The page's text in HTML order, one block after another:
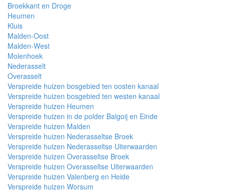
Broekkant en Droge
Heumen
Kluis
Malden-Oost
Malden-West
Molenhoek
Nederasselt
Overasselt
Verspreide huizen bosgebied ten oosten kanaal
Verspreide huizen bosgebied ten westen kanaal
Verspreide huizen Heumen
Verspreide huizen in de polder Balgoij en Einde
Verspreide huizen Malden
Verspreide huizen Nederasseltse Broek
Verspreide huizen Nederasseltse Uiterwaarden
Verspreide huizen Overasseltse Broek
Verspreide huizen Overasseltse Uiterwaarden
Verspreide huizen Valenberg en Heide
Verspreide huizen Worsum